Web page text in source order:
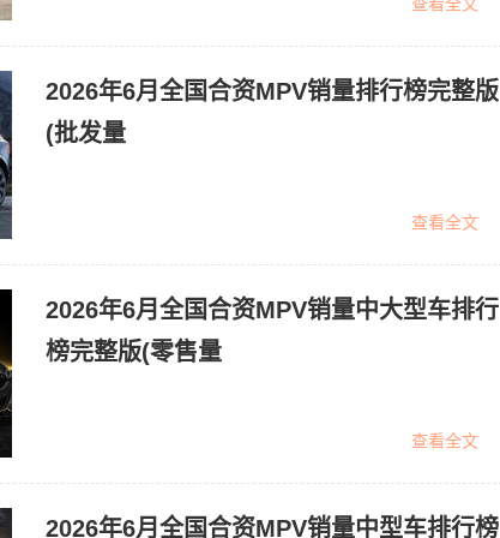
2026年6月全国合资MPV销量排行榜完整版
(批发量
查看全文
2026年6月全国合资MPV销量中大型车排行
榜完整版(零售量
查看全文
2026年6月全国合资MPV销量中型车排行榜